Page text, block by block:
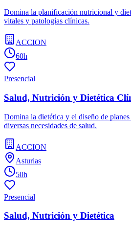
Domina la planificación nutricional y
vitales y patologías clínicas.
ACCION
60h
Presencial
Salud, Nutrición y Dietética
Domina la dietética y el diseño de
diversas necesidades de salud.
ACCION
Asturias
50h
Presencial
Salud, Nutrición y Dietética